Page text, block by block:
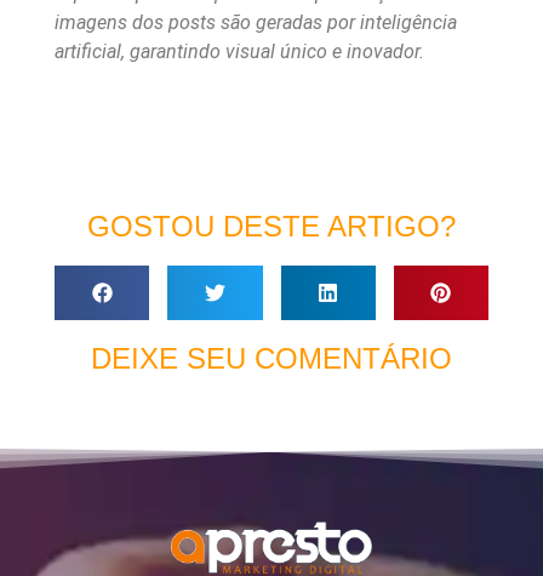
imagens dos posts são geradas por inteligência
artificial, garantindo visual único e inovador.
GOSTOU DESTE ARTIGO?
DEIXE SEU COMENTÁRIO